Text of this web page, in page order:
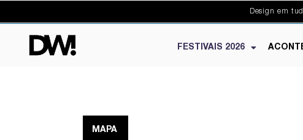
Design em
FESTIVAIS 2026
MAPA